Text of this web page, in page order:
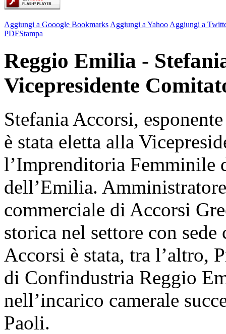
Aggiungi a Gooogle Bookmarks Aggiungi a Yahoo Aggiungi a
PDFStampa
Reggio Emilia -
Vicepresidente
Stefania Accorsi,
è stata eletta alla
l’Imprenditoria Femminile
dell’Emilia.
commerciale di Accorsi
storica nel settore con
Accorsi è stata, tra l’altro,
di Confindustria Reggio
nell’incarico camerale
Paoli.